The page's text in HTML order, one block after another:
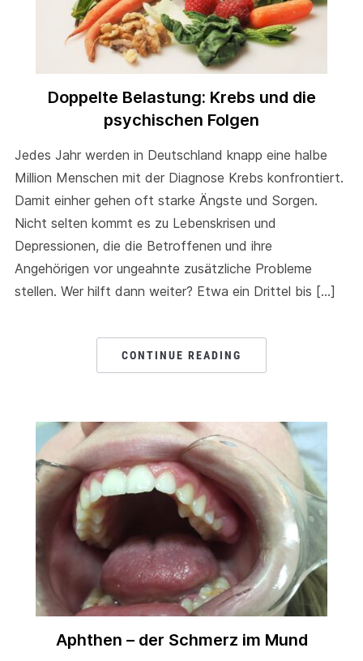
Doppelte Belastung: Krebs und die
psychischen Folgen
Jedes Jahr werden in Deutschland knapp eine halbe
Million Menschen mit der Diagnose Krebs konfrontiert.
Damit einher gehen oft starke Ängste und Sorgen.
Nicht selten kommt es zu Lebenskrisen und
Depressionen, die die Betroffenen und ihre
Angehörigen vor ungeahnte zusätzliche Probleme
stellen. Wer hilft dann weiter? Etwa ein Drittel bis […]
CONTINUE READING
Aphthen – der Schmerz im Mund